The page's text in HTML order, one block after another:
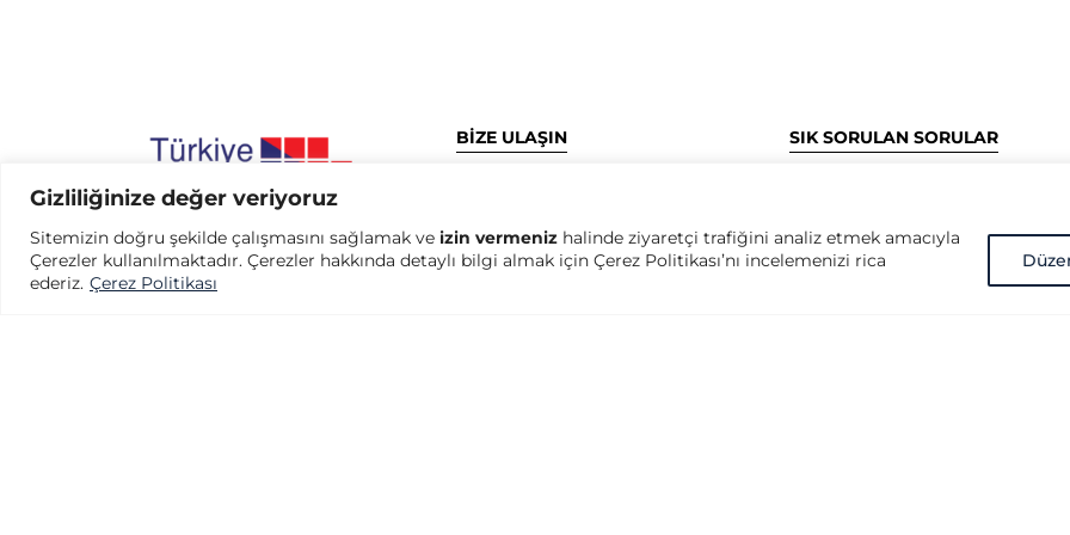
Gizliliğinize değer veriyoruz
Sitemizin doğru şekilde çalışmasını sağlamak ve izin vermeniz halinde ziyaretçi trafiğini analiz etmek amacıyla
Çerezler kullanılmaktadır. Çerezler hakkında detaylı bilgi almak için Çerez Politikası’nı incelemenizi rica
ederiz. Çerez Politikası
BİZE ULAŞIN
Google haritalarda göster
SIK SORULAN SORULAR
Kurumsal Yönetim konusunda
öncü kuruluşlar hangileridir?
SPK Kurumsal Yönetim İlkeleri